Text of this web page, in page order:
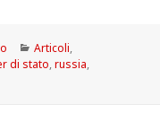
Categorie
Articoli,
di stato,russia,